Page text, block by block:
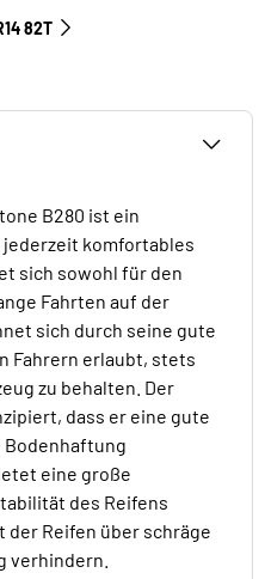
82T
B280 ist ein
komfortables
sich sowohl für den
Fahrten auf der
sich durch seine gute
Fahrern erlaubt, stets
zu behalten. Der
dass er eine gute
Bodenhaftung
eine große
des Reifens
Reifen über schräge
verhindern.